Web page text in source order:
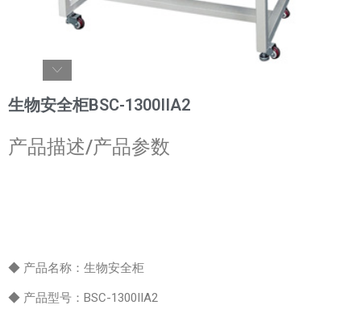
生物安全柜BSC-1300IIA2
产品描述/产品参数
◆ 产品名称：生物安全柜
◆ 产品型号：BSC-1300IIA2